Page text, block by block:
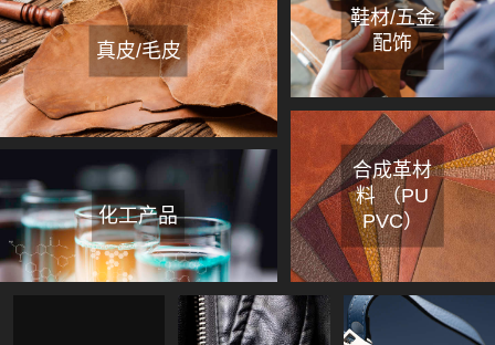
真皮/毛皮
鞋材/五金
配饰
化工产品
合成革材
料 （PU
PVC）